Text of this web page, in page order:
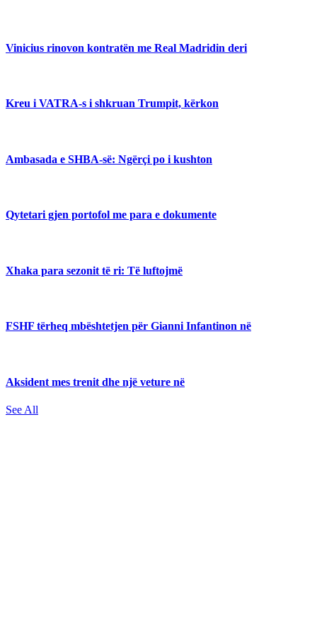
Vinicius rinovon kontratën me Real Madridin deri
Kreu i VATRA-s i shkruan Trumpit, kërkon
Ambasada e SHBA-së: Ngërçi po i kushton
Qytetari gjen portofol me para e dokumente
Xhaka para sezonit të ri: Të luftojmë
FSHF tërheq mbështetjen për Gianni Infantinon në
Aksident mes trenit dhe një veture në
See All